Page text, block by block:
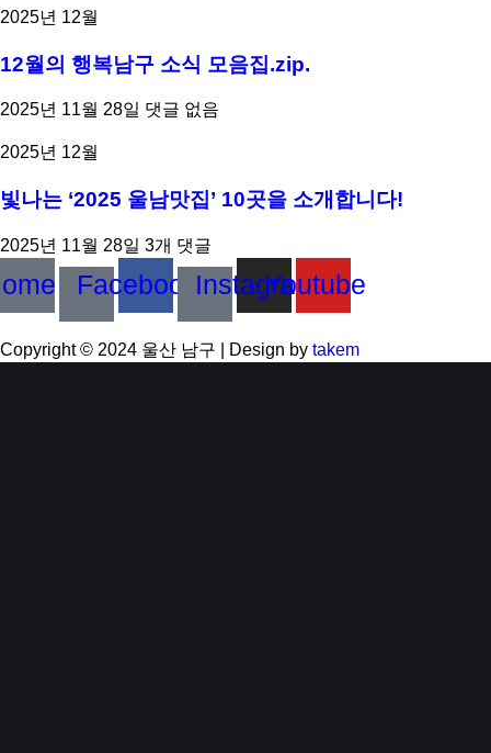
2025년 12월
12월의 행복남구 소식 모음집.zip.
2025년 11월 28일 댓글 없음
2025년 12월
빛나는 ‘2025 울남맛집’ 10곳을 소개합니다!
2025년 11월 28일 3개 댓글
FacebookInstagram
Youtube
Copyright © 2024 울산 남구 | Design by takem